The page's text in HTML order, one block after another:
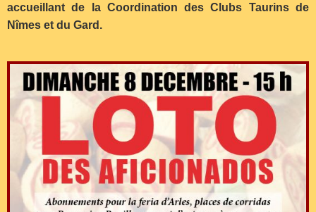
accueillant de la Coordination des Clubs Taurins de
Nîmes et du Gard.